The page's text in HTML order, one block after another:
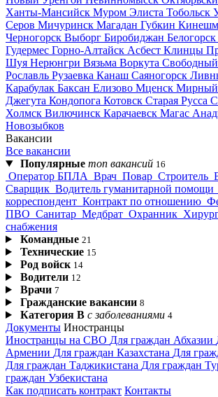
Ханты-Мансийск Муром Элиста Тобольск
Серов Мичуринск Магадан Губкин
Черногорск Выборг Биробиджан Белогорск
Гудермес Горно-Алтайск Асбест Клинцы
Шуя Нерюнгри Вязьма Воркута Свободный
Рославль Рузаевка Канаш Саяногорск
Карабулак Баксан Елизово Мценск Мирный
Джегута Кондопога Котовск Старая Русса
Холмск Вилючинск Карачаевск Магас
Новозыбков
Вакансии
Все вакансии
Популярные топ вакансий 16
Оператор БПЛА Врач Повар Строитель
Сварщик Водитель гуманитарной помощи
корреспондент Контракт по отношению
ПВО Санитар Медбрат Охранник
снабжения
Командные 21
Технические 15
Род войск 14
Водители 12
Врачи 7
Гражданские вакансии 8
Категория В с заболеваниями 4
Документы Иностранцы
Иностранцы на СВО Для граждан Абхазии
Армении Для граждан Казахстана Для
Для граждан Таджикистана Для граждан
граждан Узбекистана
Как подписать контракт Контакты